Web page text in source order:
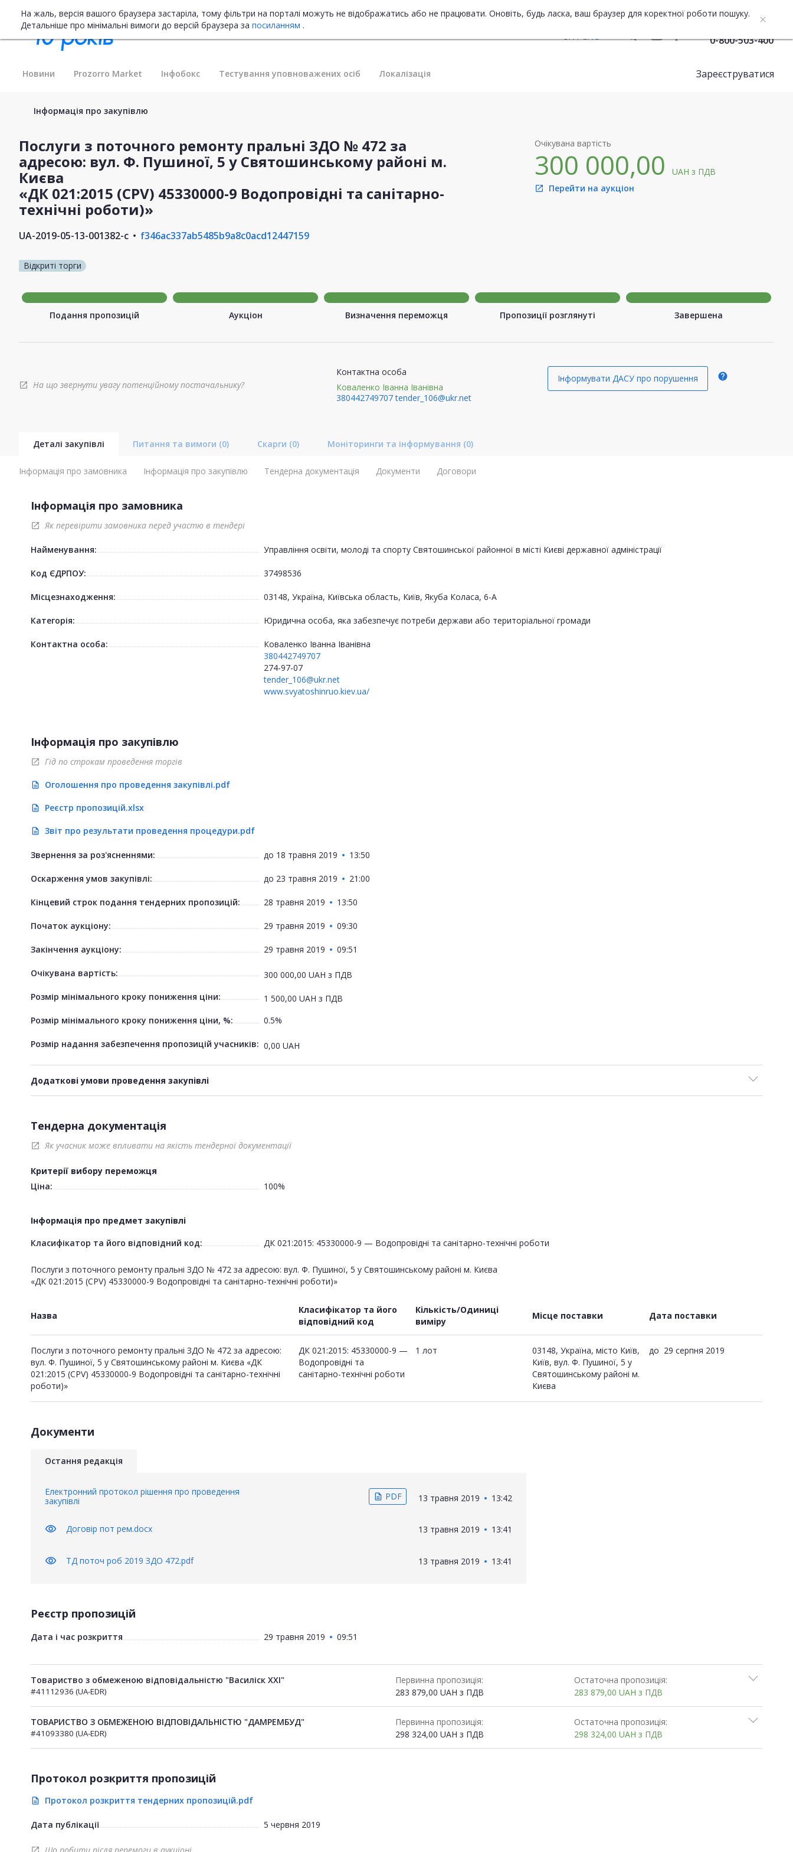
На жаль, версія вашого браузера застаріла, тому фільтри на порталі можуть не відображатись або не працювати. Оновіть, будь ласка, ваш браузер для коректної роботи пошуку.
Детальніше про мінімальні вимоги до версій браузера за посиланням .
UA
ENG 0-800-503-400
Новини Prozorro Market Інфобокс Тестування уповноважених осіб Локалізація Зареєструватися
Інформація про закупівлю
Послуги з поточного ремонту пральні ЗДО № 472 за
адресою: вул. Ф. Пушиної, 5 у Святошинському районі м.
Києва
«ДК 021:2015 (CPV) 45330000-9 Водопровідні та санітарно-
технічні роботи)»
UA-2019-05-13-001382-c f346ac337ab5485b9a8c0acd12447159
Відкриті торги
Очікувана вартість
300 000,00UAHз ПДВ
open_in_new Перейти на аукціон
Подання пропозицій Аукціон Визначення переможця Пропозиції розглянуті Завершена
open_in_new На що звернути увагу потенційному постачальнику?
Контактна особа
Коваленко Іванна Іванівна
380442749707 tender_106@ukr.net
Інформувати ДАСУ про порушення help
Деталі закупівлі Питання та вимоги (0) Скарги (0) Моніторинги та інформування (0)
Інформація про замовника Інформація про закупівлю Тендерна документація Документи Договори
Інформація про замовника
open_in_new Як перевірити замовника перед участю в тендері
Найменування: Управління освіти, молоді та спорту Святошинської районної в місті Києві державної адміністрації
Код ЄДРПОУ: 37498536
Місцезнаходження: 03148, Україна, Київська область, Київ, Якуба Коласа, 6-А
Категорія: Юридична особа, яка забезпечує потреби держави або територіальної громади
Контактна особа:
Коваленко Іванна Іванівна
380442749707
274-97-07
tender_106@ukr.net
www.svyatoshinruo.kiev.ua/
Інформація про закупівлю
open_in_new Гід по строкам проведення торгів
description Оголошення про проведення закупівлі.pdf
description Реєстр пропозицій.xlsx
description Звіт про результати проведення процедури.pdf
Звернення за роз'ясненнями: до 18 травня 2019 13:50
Оскарження умов закупівлі: до 23 травня 2019 21:00
Кінцевий строк подання тендерних пропозицій: 28 травня 2019 13:50
Початок аукціону: 29 травня 2019 09:30
Закінчення аукціону: 29 травня 2019 09:51
Очікувана вартість: 300 000,00 UAH з ПДВ
Розмір мінімального кроку пониження ціни:
1 500,00 UAH з ПДВ
Розмір мінімального кроку пониження ціни, %:
0.5%
Розмір надання забезпечення пропозицій учасників: 0,00 UAH
Додаткові умови проведення закупівлі
Тендерна документація
open_in_new Як учасник може впливати на якість тендерної документації
Критерії вибору переможця
Ціна:
100%
Інформація про предмет закупівлі
Класифікатор та його відповідний код:
ДК 021:2015: 45330000-9 — Водопровідні та санітарно-технічні роботи
Послуги з поточного ремонту пральні ЗДО № 472 за адресою: вул. Ф. Пушиної, 5 у Святошинському районі м. Києва
«ДК 021:2015 (CPV) 45330000-9 Водопровідні та санітарно-технічні роботи)»
Назва
Класифікатор та його
відповідний код
Кількість/Одиниці
виміру
Місце поставки Дата поставки
Послуги з поточного ремонту пральні ЗДО № 472 за адресою:
вул. Ф. Пушиної, 5 у Святошинському районі м. Києва «ДК
021:2015 (CPV) 45330000-9 Водопровідні та санітарно-технічні
роботи)»
ДК 021:2015: 45330000-9 —
Водопровідні та
санітарно-технічні роботи
1 лот
03148, Україна, місто Київ,
Київ, вул. Ф. Пушиної, 5 у
Святошинському районі м.
Києва
до 29 серпня 2019
Документи
Остання редакція
Електронний протокол рішення про проведення
закупівлі
description PDF 13 травня 2019 13:42
visibility Договір пот рем.docx 13 травня 2019 13:41
visibility ТД поточ роб 2019 ЗДО 472.pdf 13 травня 2019 13:41
Реєстр пропозицій
Дата і час розкриття 29 травня 2019 09:51
Товариство з обмеженою відповідальністю "Василіск ХХІ"
#41112936 (UA-EDR)
Первинна пропозиція:
283 879,00 UAH з ПДВ
Остаточна пропозиція:
283 879,00UAHз ПДВ
ТОВАРИСТВО З ОБМЕЖЕНОЮ ВІДПОВІДАЛЬНІСТЮ "ДАМРЕМБУД"
#41093380 (UA-EDR)
Первинна пропозиція:
298 324,00 UAH з ПДВ
Остаточна пропозиція:
298 324,00UAHз ПДВ
Протокол розкриття пропозицій
description Протокол розкриття тендерних пропозицій.pdf
Дата публікації 5 червня 2019